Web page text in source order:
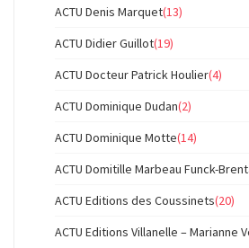
ACTU Denis Marquet(13)
ACTU Didier Guillot(19)
ACTU Docteur Patrick Houlier(4)
ACTU Dominique Dudan(2)
ACTU Dominique Motte(14)
ACTU Domitille Marbeau Funck-
ACTU Editions des Coussinets(20)
ACTU Editions Villanelle – Marianne